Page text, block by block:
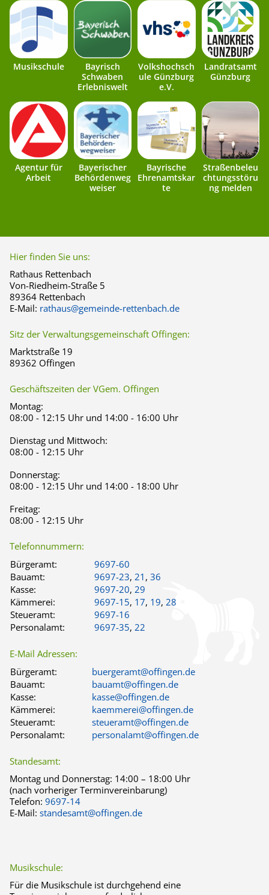
Musikschule
Bayrisch
Schwaben
Erlebniswelt
Volkshochsch
ule Günzburg
e.V.
Landratsamt
Günzburg
Agentur für
Arbeit
Bayerischer
Behördenweg
weiser
Bayrische
Ehrenamtskar
te
Straßenbeleu
chtungsstöru
ng melden
Hier finden Sie uns:
Rathaus Rettenbach
Von-Riedheim-Straße 5
89364 Rettenbach
E-Mail: rathaus@gemeinde-rettenbach.de
Sitz der Verwaltungsgemeinschaft Offingen:
Marktstraße 19
89362 Offingen
Geschäftszeiten der VGem. Offingen
Montag:
08:00 - 12:15 Uhr und 14:00 - 16:00 Uhr
Dienstag und Mittwoch:
08:00 - 12:15 Uhr
Donnerstag:
08:00 - 12:15 Uhr und 14:00 - 18:00 Uhr
Freitag:
08:00 - 12:15 Uhr
Telefonnummern:
Bürgeramt:
9697-60
Bauamt:
9697-23, 21 , 36
Kasse:
9697-20, 29
Kämmerei:
9697-15, 17, 19, 28
Steueramt:
9697-16
Personalamt:
9697-35, 22
E-Mail Adressen:
Bürgeramt:
buergeramt@offingen.de
Bauamt:
bauamt@offingen.de
Kasse:
kasse@offingen.de
Kämmerei:
kaemmerei@offingen.de
Steueramt:
steueramt@offingen.de
Personalamt:
personalamt@offingen.de
Standesamt:
Montag und Donnerstag: 14:00 – 18:00 Uhr
(nach vorheriger Terminvereinbarung)
Telefon: 9697-14
E-Mail: standesamt@offingen.de
Musikschule:
Für die Musikschule ist durchgehend eine